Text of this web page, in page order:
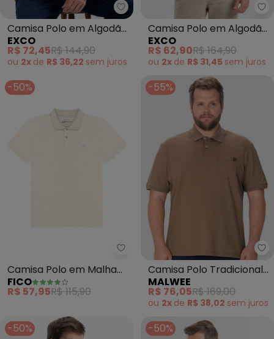
Exco - Camisa Polo em
Camisa Polo em Algodão
(Amarelo Médio)
EXCO
R$ 72,45R$ 144,90
ou 2x de R$ 36,22 sem juros
Camisa Polo em Algodão
(Marrom Claro)
EXCO
R$ 62,90R$ 164,90
ou 2x de R$ 31,45 sem juros
-50%
Fico - Camisa Polo em Malha
Camisa Polo em Malha
Texturizada (Branco)
FICO
R$ 57,95R$ 115,90
-55%
Camisa Polo Tradicional
Plus(Marrom Claro)
MALWEE
R$ 76,05R$ 169,00
ou 2x de R$ 38,02 sem juros
-50% -50%